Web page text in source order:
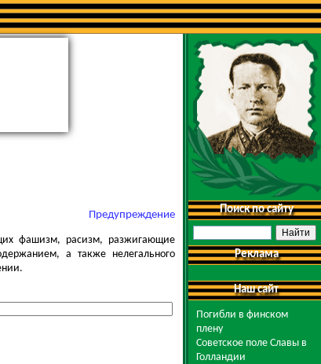
Предупреждение
фашизм, расизм, разжигающие
а также нелегального
Поиск по сайту
Реклама
Наш сайт
Погибли в финском
плену
Советское поле Славы в
Голландии